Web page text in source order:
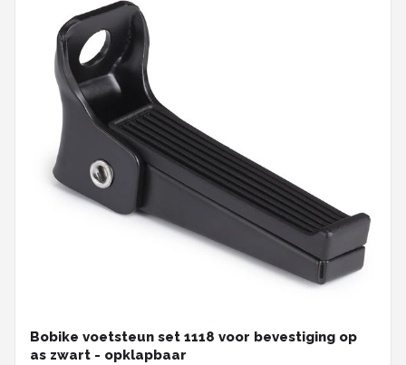
Bobike voetsteun set 1118 voor bevestiging op
as zwart - opklapbaar